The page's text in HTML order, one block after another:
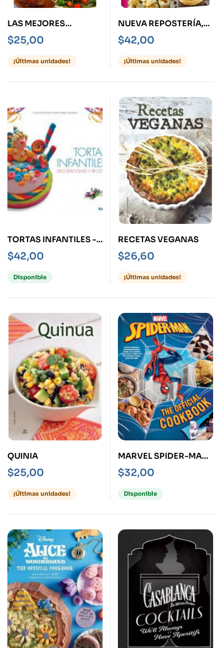
LAS MEJORES
RECETAS CON POLLO
$25,00
¡Últimas unidades!
NUEVA REPOSTERÍA,
LA. EL BOOM DE LOS
CUPCAKES,
POPCAKES Y
$42,00
¡Últimas unidades!
TORTAS INFANTILES -
DECORACIONES Y
RECETAS-
$42,00
Disponible
RECETAS VEGANAS
$26,60
¡Últimas unidades!
QUINIA
$25,00
¡Últimas unidades!
MARVEL SPIDER-MAN
THE OFFICIAL
COOKBOOK
$32,00
Disponible